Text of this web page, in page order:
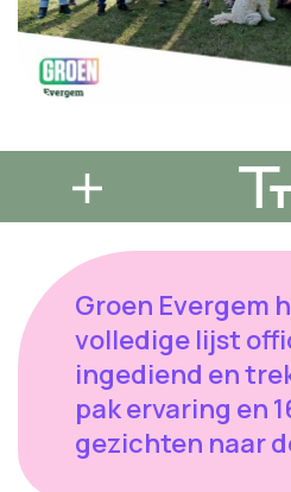
Groen Evergem
volledige lijst
ingediend en
pak ervaring en
gezichten naar